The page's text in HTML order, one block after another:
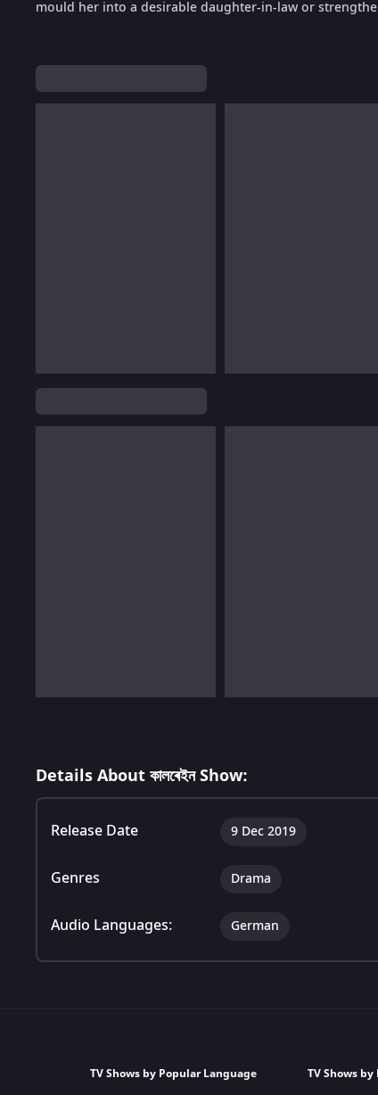
mould her into a desirable daughter-in-law or
Details About কালৰেইন Show:
Release Date 9 Dec 2019
Genres Drama
Audio Languages: German
TV Shows by Popular Language
TV Shows